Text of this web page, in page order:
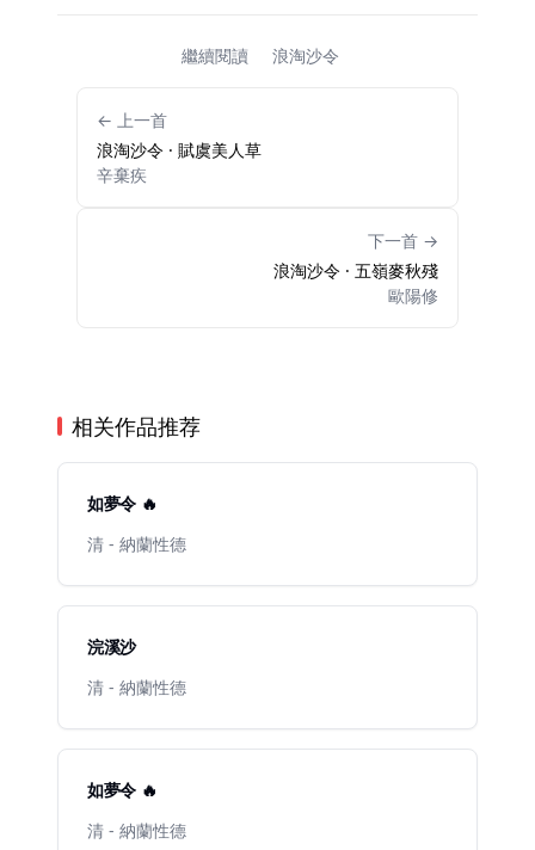
繼續閱讀 浪淘沙令
← 上一首
浪淘沙令 · 賦虞美人草
辛棄疾
下一首 →
浪淘沙令 · 五嶺麥秋殘
歐陽修
相关作品推荐
如夢令 🔥
清 - 納蘭性德
浣溪沙
清 - 納蘭性德
如夢令 🔥
清 - 納蘭性德